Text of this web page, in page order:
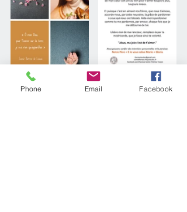
Si vous avez besoin de
Phone Email Facebook